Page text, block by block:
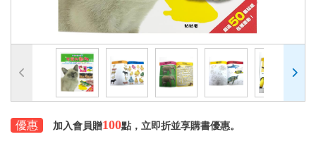
優惠 加入會員贈100點，立即折並享購書優惠。